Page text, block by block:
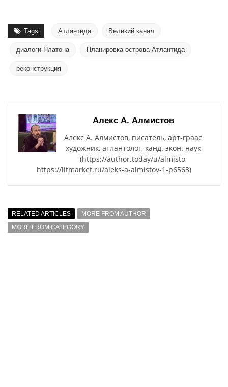
Tags Атлантида Великий канал
диалоги Платона Планировка острова Атлантида
реконструкция
Алекс А. Алмистов
Алекс А. Алмистов, писатель, арт-граас
художник, атлантолог, канд. экон. наук
(https://author.today/u/almisto,
https://litmarket.ru/aleks-a-almistov-1-p6563)
RELATED ARTICLES
MORE FROM AUTHOR
MORE FROM CATEGORY